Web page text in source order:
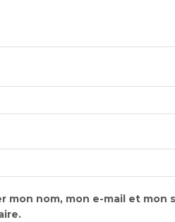
mon nom, mon e-mail et